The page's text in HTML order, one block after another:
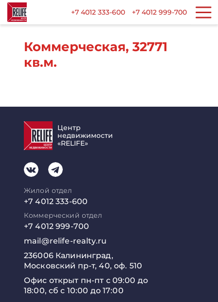
+7 4012 333-600 +7 4012 999-700
Коммерческая, 32771
кв.м.
Центр
недвижимости
«RELIFE»
Жилой отдел
+7 4012 333-600
Коммерческий отдел
+7 4012 999-700
mail@relife-realty.ru
236006 Калининград,
Московский пр-т, 40, оф. 510
Офис открыт пн-пт с 09:00 до
18:00, сб с 10:00 до 17:00